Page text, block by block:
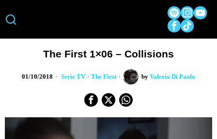
The First 1×06 – Collisions
01/10/2018 Serie TV · The First by Valerio Di Paolo